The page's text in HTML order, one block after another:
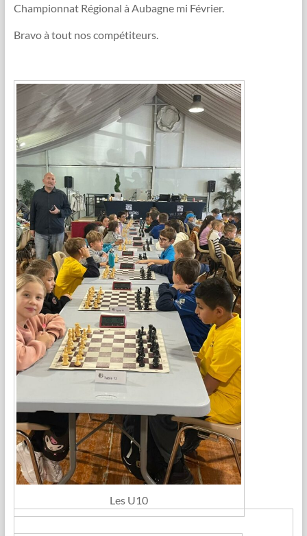
Championnat Régional à Aubagne mi Février.
Bravo à tout nos compétiteurs.
Les U10